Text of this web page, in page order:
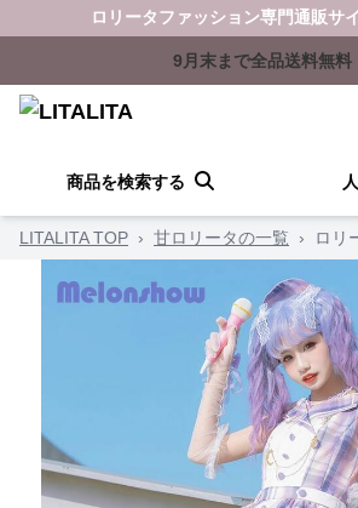
ロリータファッション専門通販サ
9月末まで全品送料無料
商品を検索する
LITALITA TOP › 甘ロリータの一覧 › ロリ